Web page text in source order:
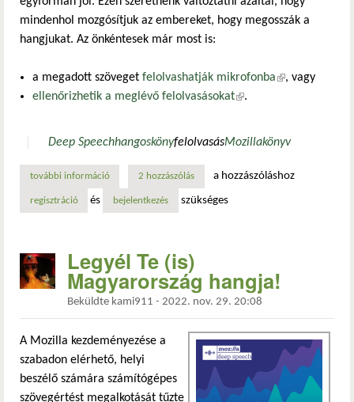
mindenhol mozgósítjuk az embereket, hogy megosszák a
hangjukat. Az önkéntesek már most is:
a megadott szöveget felolvashatják mikrofonba(külső
, vagy
ellenőrizhetik a meglévő felolvasásokat(külső hivatkozás)
.
Deep SpeechhangoskönyfelolvasásMozillakönyv
további információlegyél te (is) magyarország hangja! tartalommal
2 hozzászólás a hozzászóláshoz
regisztráció és bejelentkezés szükséges
Legyél Te (is)
Magyarország hangja!
Beküldte kami911 - 2022. nov. 29. 20:08
A Mozilla kezdeményezése a
szabadon elérhető, helyi
beszélő számára számítógépes
szövegértést megalkotását tűzte